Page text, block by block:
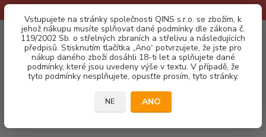
Vstupujete na stránky společnosti QINS s.r.o. se zbožím, k
jehož nákupu musíte splňovat dané podmínky dle zákona č.
119/2002 Sb. o střelných zbraních a střelivu a následujících
předpisů. Stisknutím tlačítka „Ano“ potvrzujete, že jste pro
nákup daného zboží dosáhli 18-ti let a splňujete dané
podmínky, které jsou uvedeny výše v textu. V případě, že
tyto podmínky nesplňujete, opusťte prosím, tyto stránky.
NE ANO
Menu
CZK 0
za0,00 Kč